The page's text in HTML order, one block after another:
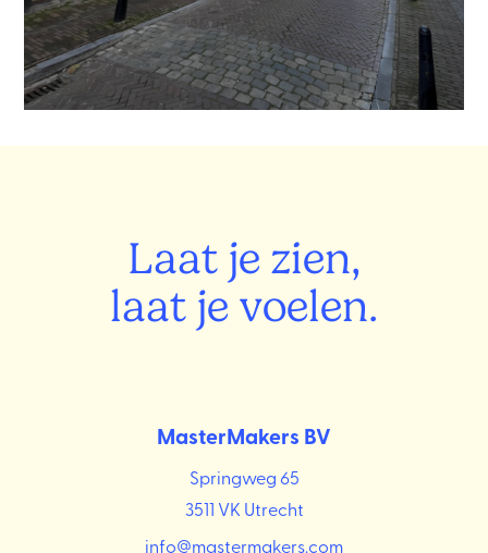
Laat je zien,
laat je voelen.
MasterMakers BV
Springweg 65
3511 VK Utrecht
info@mastermakers.com